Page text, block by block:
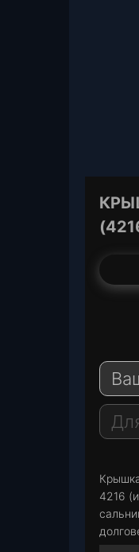
e
r
a
m
a
s
A
p
a
i
l
4216